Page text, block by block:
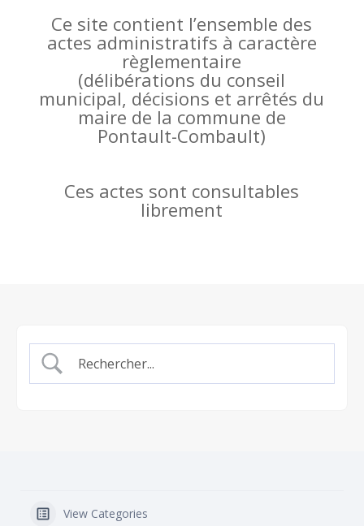
Ce site contient l’ensemble des
actes administratifs à caractère
règlementaire
(délibérations du conseil
municipal, décisions et arrêtés du
maire de la commune de
Pontault-Combault)
Ces actes sont consultables
librement
View Categories